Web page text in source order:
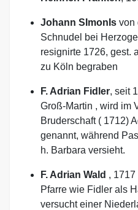
Johann SImonIs von
Schnudel bei
resignirte 1726, gest.
zu Köln begraben
F. Adrian Fidler, seit
Groß-Martin , wird im
Bruderschaft ( 1712)
genannt, während
h. Barbara versieht.
F. Adrian Wald ,
Pfarre wie Fidler als
versucht einer